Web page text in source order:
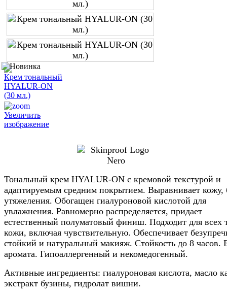
Увеличить
изображение
Тональный крем HYALUR-ON с кремовой текстурой и
адаптируемым средним покрытием. Выравнивает кожу,
утяжеления. Обогащен гиалуроновой кислотой для
увлажнения. Равномерно распределяется, придает
естественный полуматовый финиш. Подходит для всех
кожи, включая чувствительную. Обеспечивает
стойкий и натуральный макияж. Стойкость до 8 часов.
аромата. Гипоаллергенный и некомедогенный.
Активные ингредиенты: гиалуроновая кислота, масло
экстракт бузины, гидролат вишни.